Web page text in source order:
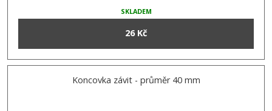
SKLADEM
26 Kč
Koncovka závit - průměr 40 mm